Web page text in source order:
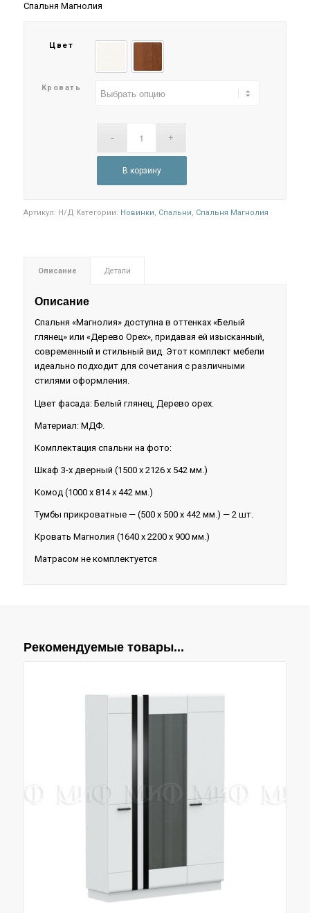
Спальня Магнолия
Цвет
Кровать
В корзину
Артикул: Н/Д Категории: Новинки, Спальни, Спальня Магнолия
Описание Детали
Описание
Спальня «Магнолия» доступна в оттенках «Белый
глянец» или «Дерево Орех», придавая ей изысканный,
современный и стильный вид. Этот комплект мебели
идеально подходит для сочетания с различными
стилями оформления.
Цвет фасада: Белый глянец, Дерево орех.
Материал: МДФ.
Комплектация спальни на фото:
Шкаф 3-х дверный (1500 х 2126 х 542 мм.)
Комод (1000 х 814 х 442 мм.)
Тумбы прикроватные — (500 х 500 х 442 мм.) — 2 шт.
Кровать Магнолия (1640 х 2200 х 900 мм.)
Матрасом не комплектуется
Рекомендуемые товары...